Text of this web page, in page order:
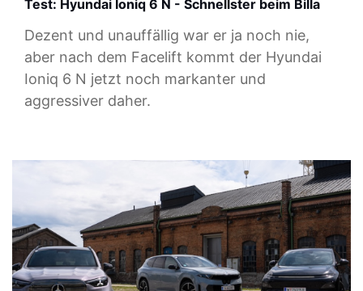
Test: Hyundai Ioniq 6 N - Schnellster beim Billa
Dezent und unauffällig war er ja noch nie,
aber nach dem Facelift kommt der Hyundai
Ioniq 6 N jetzt noch markanter und
aggressiver daher.